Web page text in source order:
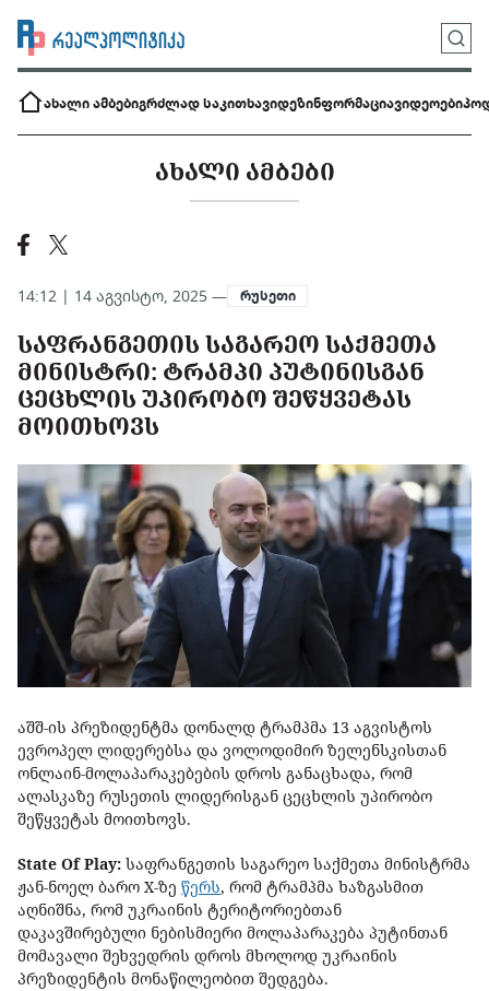
ახალი ამბებიგრძლად საკითხავიდეზინფორმაციავიდეოები
ᲐᲮᲐᲚᲘ ᲐᲛᲑᲔᲑᲘ
14:12 | 14 აგვისტო, 2025 — რუსეთი
ᲡᲐᲤᲠᲐᲜᲒᲔᲗᲘᲡ ᲡᲐᲒᲐᲠᲔᲝ ᲡᲐᲥᲛᲔᲗᲐ
ᲛᲘᲜᲘᲡᲢᲠᲘ: ᲢᲠᲐᲛᲞᲘ ᲞᲣᲢᲘᲜᲘᲡᲒᲐᲜ
ᲪᲔᲪᲮᲚᲘᲡ ᲣᲞᲘᲠᲝᲑᲝ ᲨᲔᲬᲧᲕᲔᲢᲐᲡ
ᲛᲝᲘᲗᲮᲝᲕᲡ
აშშ-ის პრეზიდენტმა დონალდ ტრამპმა 13 აგვისტოს
ევროპელ ლიდერებსა და ვოლოდიმირ ზელენსკისთან
ონლაინ-მოლაპარაკებების დროს განაცხადა, რომ
ალასკაზე რუსეთის ლიდერისგან ცეცხლის უპირობო
შეწყვეტას მოითხოვს.
State Of Play: საფრანგეთის საგარეო საქმეთა მინისტრმა
ჟან-ნოელ ბარო X-ზე წერს, რომ ტრამპმა ხაზგასმით
აღნიშნა, რომ უკრაინის ტერიტორიებთან
დაკავშირებული ნებისმიერი მოლაპარაკება პუტინთან
მომავალი შეხვედრის დროს მხოლოდ უკრაინის
პრეზიდენტის მონაწილეობით შედგება.